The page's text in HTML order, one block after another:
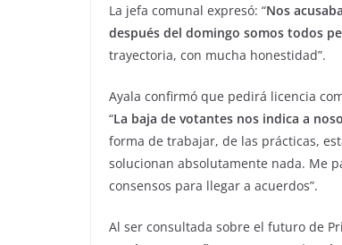
La jefa comunal expresó: “Nos
después del domingo somos todos
trayectoria, con mucha honestidad”.
Ayala confirmó que pedirá licencia
“La baja de votantes nos indica a
forma de trabajar, de las prácticas,
solucionan absolutamente nada. Me
consensos para llegar a acuerdos”.
Al ser consultada sobre el futuro de